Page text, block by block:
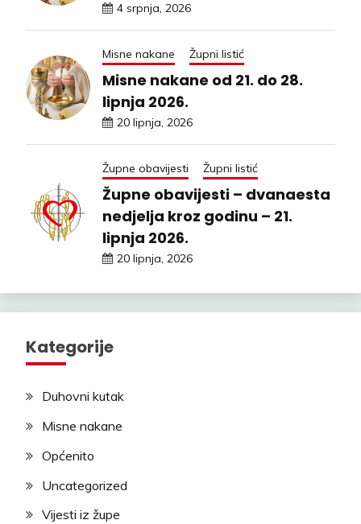
4 srpnja, 2026
Misne nakane Župni listić
Misne nakane od 21. do 28.
lipnja 2026.
20 lipnja, 2026
Župne obavijesti Župni listić
Župne obavijesti – dvanaesta
nedjelja kroz godinu – 21.
lipnja 2026.
20 lipnja, 2026
Kategorije
Duhovni kutak
Misne nakane
Općenito
Uncategorized
Vijesti iz župe